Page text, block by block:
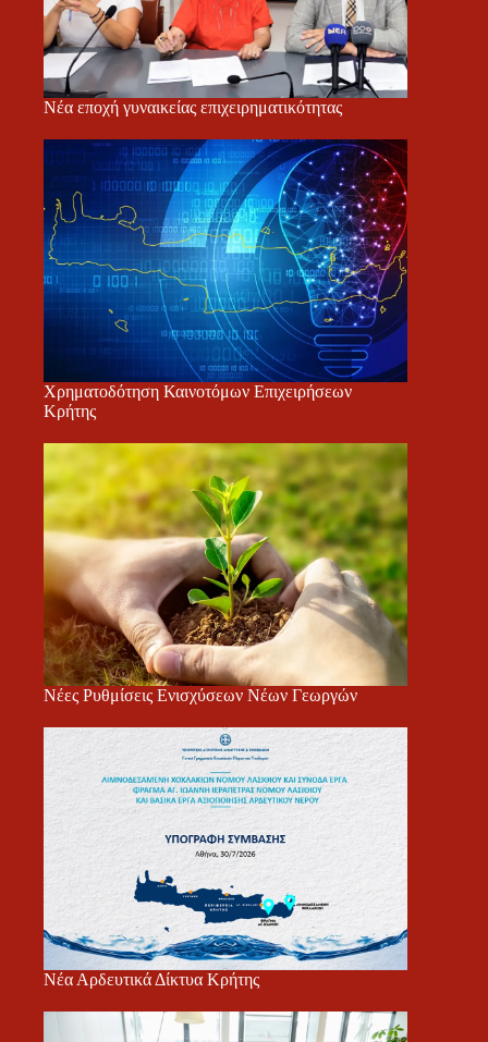
Νέα εποχή γυναικείας επιχειρηματικότητας
Χρηματοδότηση Καινοτόμων Επιχειρήσεων
Κρήτης
Νέες Ρυθμίσεις Ενισχύσεων Νέων Γεωργών
Νέα Αρδευτικά Δίκτυα Κρήτης